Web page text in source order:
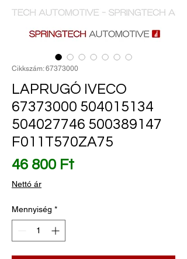
Cikkszám: 67373000
LAPRUGÓ IVECO
67373000 504015134
504027746 500389147
F011T570ZA75
46 800 FtÁr
Nettó ár
Mennyiség *